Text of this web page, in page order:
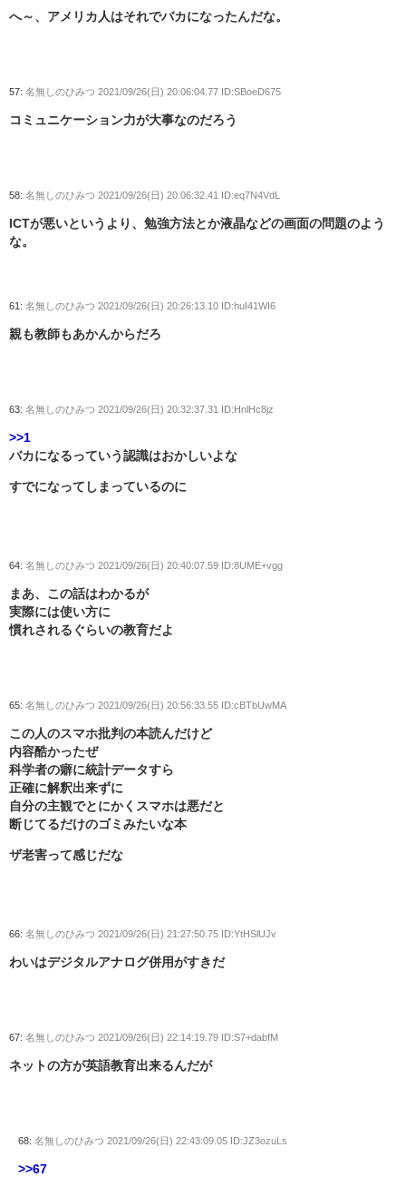
へ～、アメリカ人はそれでバカになったんだな。
57: 名無しのひみつ 2021/09/26(日) 20:06:04.77 ID:SBoeD675
コミュニケーション力が大事なのだろう
58: 名無しのひみつ 2021/09/26(日) 20:06:32.41 ID:eq7N4VdL
ICTが悪いというより、勉強方法とか液晶などの画面の問題のよう
な。
61: 名無しのひみつ 2021/09/26(日) 20:26:13.10 ID:huI41WI6
親も教師もあかんからだろ
63: 名無しのひみつ 2021/09/26(日) 20:32:37.31 ID:HnlHc8jz
>>1
バカになるっていう認識はおかしいよな
すでになってしまっているのに
64: 名無しのひみつ 2021/09/26(日) 20:40:07.59 ID:8UME+vgg
まあ、この話はわかるが
実際には使い方に
慣れされるぐらいの教育だよ
65: 名無しのひみつ 2021/09/26(日) 20:56:33.55 ID:cBTbUwMA
この人のスマホ批判の本読んだけど
内容酷かったぜ
科学者の癖に統計データすら
正確に解釈出来ずに
自分の主観でとにかくスマホは悪だと
断じてるだけのゴミみたいな本
ザ老害って感じだな
66: 名無しのひみつ 2021/09/26(日) 21:27:50.75 ID:YtHSlUJv
わいはデジタルアナログ併用がすきだ
67: 名無しのひみつ 2021/09/26(日) 22:14:19.79 ID:S7+dabfM
ネットの方が英語教育出来るんだが
68: 名無しのひみつ 2021/09/26(日) 22:43:09.05 ID:JZ3ozuLs
>>67